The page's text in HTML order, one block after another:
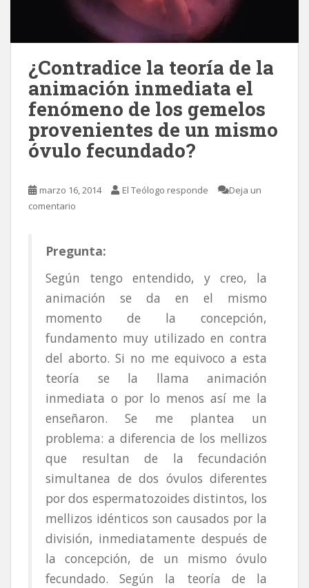
¿Contradice la teoría de la
animación inmediata el
fenómeno de los gemelos
provenientes de un mismo
óvulo fecundado?
marzo 16, 2014 El Teólogo responde
Deja un
comentario
Pregunta:
Según tengo entendido, y creo, la
animación se da en el mismo
momento de la concepción,
fundamento muy utilizado en contra
del aborto. Si no me equivoco a esta
teoría se la llama animación
inmediata o por lo menos así me la
enseñaron. Se me plantea un
problema: a diferencia de los mellizos
que resultan de la fecundación
simultanea de dos óvulos diferentes
por dos espermatozoides distintos, los
mellizos idénticos son causados por la
división, inmediatamente después de
la concepción, de un mismo óvulo
fecundado. Según la teoría de la